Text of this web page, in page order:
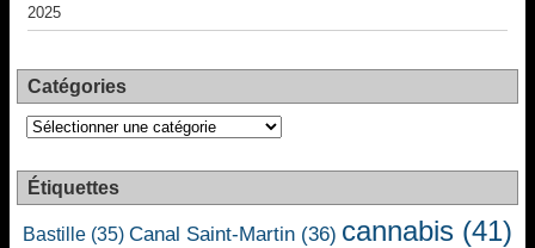
2025
Catégories
Catégories
Étiquettes
Bastille (35) Canal Saint-Martin (36) cannabis (41)